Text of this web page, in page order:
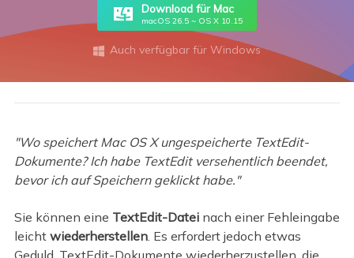
Download für Mac
macOS 26.5 ~ OS X 10.15
 Auch verfügbar für Windows
"Wo speichert Mac OS X ungespeicherte TextEdit-
Dokumente? Ich habe TextEdit versehentlich beendet,
bevor ich auf Speichern geklickt habe."
Sie können eine TextEdit-Dateinach einer Fehleingabe
leicht wiederherstellen. Es erfordert jedoch etwas
Geduld, TextEdit-Dokumente wiederherzustellen, die